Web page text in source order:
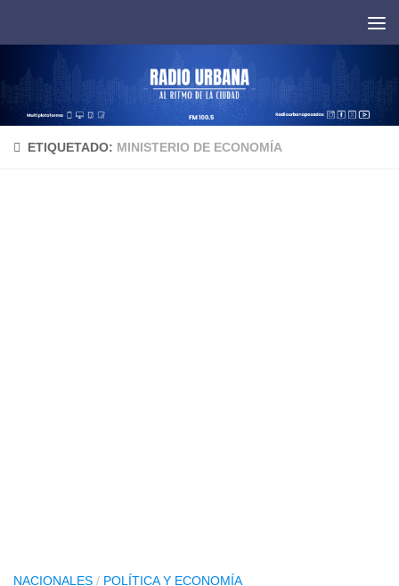
ETIQUETADO: MINISTERIO DE ECONOMÍA
NACIONALES / POLÍTICA Y ECONOMÍA